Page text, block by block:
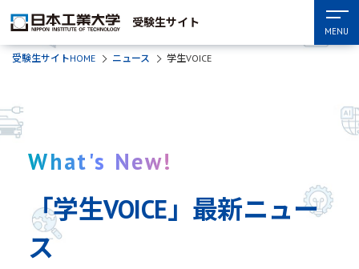
受験生サイト
MENU
受験生サイトHOME ニュース 学生VOICE
What's New!
「学生VOICE」最新ニュー
ス